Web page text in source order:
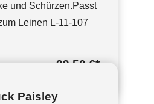
und Schürzen.Passt
Leinen L-11-107
39,50 €*
Paisley